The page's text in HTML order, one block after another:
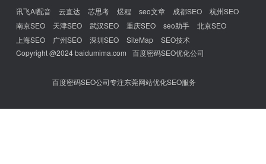
讯飞AI配音 云直达 芯思考 煜程 seo文章 成都SEO
杭州SEO
南京SEO
天津SEO 武汉SEO 重庆SEO seo助手
北京SEO
上海SEO
广州SEO 深圳SEO SiteMap
SEO技术
Copyright @2024 baidumima.com
百度密码SEO优化公司
百度密码SEO公司专注东莞网站优化SEO服务